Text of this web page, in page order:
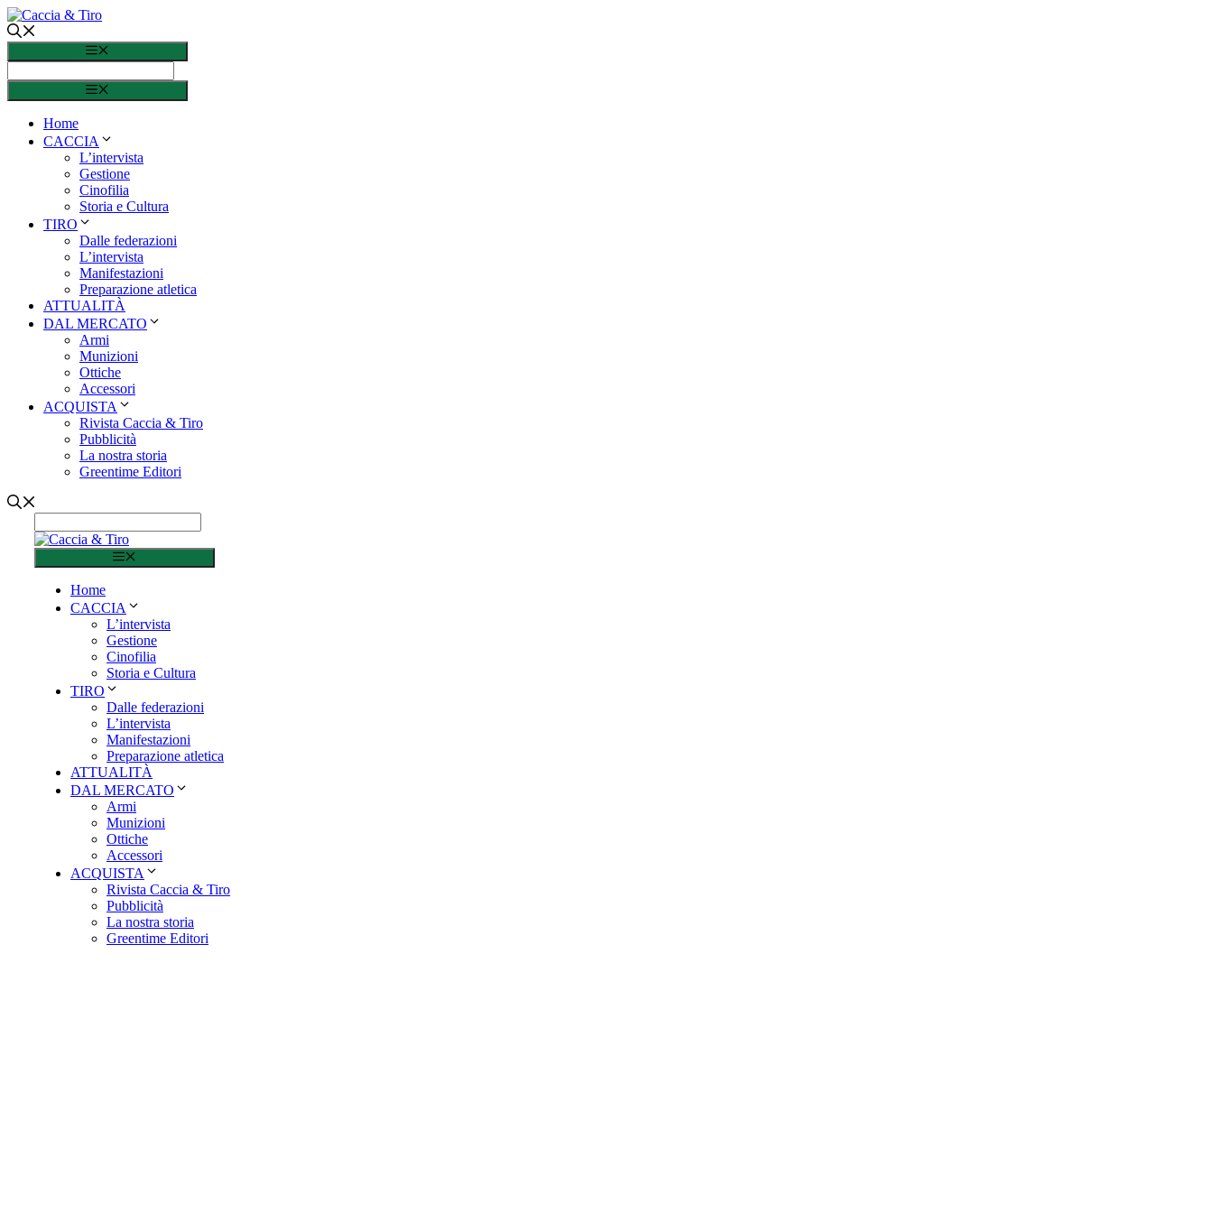
Vai al contenuto
Home
CACCIA
L’intervista
Gestione
Cinofilia
Storia e Cultura
TIRO
Dalle federazioni
L’intervista
Manifestazioni
Preparazione atletica
ATTUALITÀ
DAL MERCATO
Armi
Munizioni
Ottiche
Accessori
ACQUISTA
Rivista Caccia & Tiro
Pubblicità
La nostra storia
Greentime Editori
Home
CACCIA
L’intervista
Gestione
Cinofilia
Storia e Cultura
TIRO
Dalle federazioni
L’intervista
Manifestazioni
Preparazione atletica
ATTUALITÀ
DAL MERCATO
Armi
Munizioni
Ottiche
Accessori
ACQUISTA
Rivista Caccia & Tiro
Pubblicità
La nostra storia
Greentime Editori